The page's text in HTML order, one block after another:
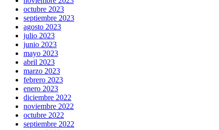
octubre 2023
septiembre 2023
agosto 2023
julio 2023
junio 2023
mayo 2023
abril 2023
marzo 2023
febrero 2023
enero 2023
diciembre 2022
noviembre 2022
octubre 2022
septiembre 2022